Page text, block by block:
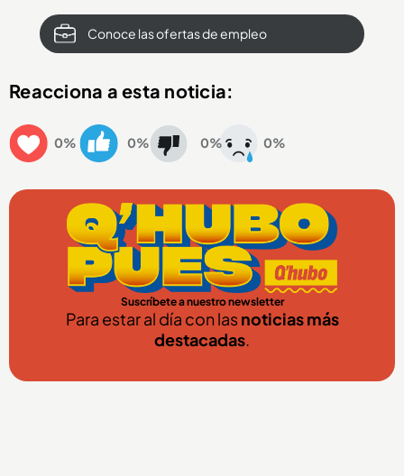
Conoce las ofertas de empleo
Reacciona a esta noticia:
0% 0% 0% 0%
Suscríbete a nuestro newsletter
Para estar al día con lasnoticias más
destacadas.